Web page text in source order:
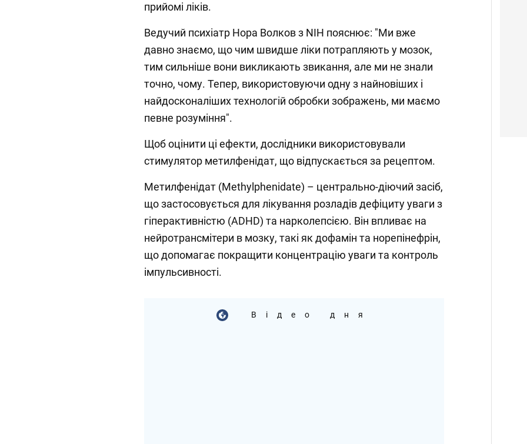
прийомі ліків.
Ведучий психіатр Нора Волков з NIH пояснює: "Ми вже
давно знаємо, що чим швидше ліки потрапляють у мозок,
тим сильніше вони викликають звикання, але ми не знали
точно, чому. Тепер, використовуючи одну з найновіших і
найдосконаліших технологій обробки зображень, ми маємо
певне розуміння".
Щоб оцінити ці ефекти, дослідники використовували
стимулятор метилфенідат, що відпускається за рецептом.
Метилфенідат (Methylphenidate) – центрально-діючий засіб,
що застосовується для лікування розладів дефіциту уваги з
гіперактивністю (ADHD) та нарколепсією. Він впливає на
нейротрансмітери в мозку, такі як дофамін та норепінефрін,
що допомагає покращити концентрацію уваги та контроль
імпульсивності.
Відео дня